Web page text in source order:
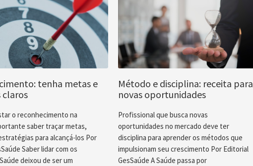
tenha metas e
claros
o reconhecimento na
saber traçar metas,
para alcançá-los Por
Saber lidar com os
deixou de ser um
Método e disciplina: receita para
novas oportunidades
Profissional que busca novas
oportunidades no mercado deve ter
disciplina para aprender os métodos que
impulsionam seu crescimento Por Editorial
GesSaúde A Saúde passa por